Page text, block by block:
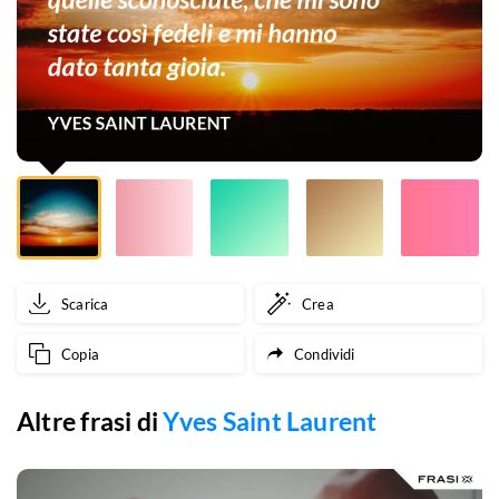
indossato
i
miei
vestiti,
quelle
famose
come
quelle
che
mi
Scarica Crea
Copia Condividi
Altre frasi diYves Saint Laurent